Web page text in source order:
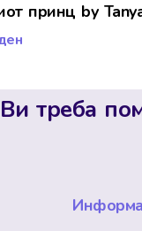
принц by
Ви треба